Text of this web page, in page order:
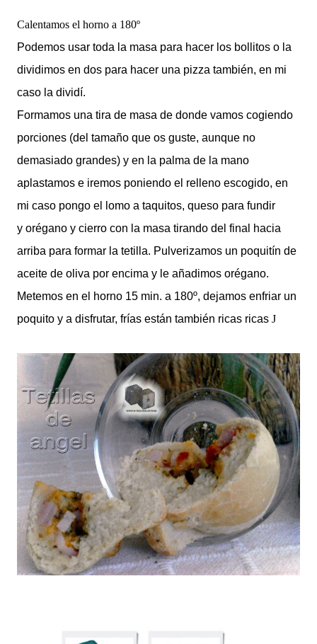
Calentamos el horno a 180º
Podemos usar toda la masa para hacer los bollitos o la
dividimos en dos para hacer una pizza también, en mi
caso la dividí.
Formamos una tira de masa de donde vamos cogiendo
porciones (del tamaño que os guste, aunque no
demasiado grandes) y en la palma de la mano
aplastamos e iremos poniendo el relleno escogido, en
mi caso pongo el lomo a taquitos, queso para fundir
y orégano y cierro con la masa tirando del final hacia
arriba para formar la tetilla. Pulverizamos un poquitín de
aceite de oliva por encima y le añadimos orégano.
Metemos en el horno 15 min. a 180º, dejamos enfriar un
poquito y a disfrutar, frías están también ricas ricas J